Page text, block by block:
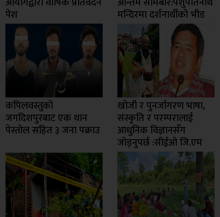
पेश मन्दिरमा दर्शनार्थीको भीड
कपिलवस्तुको
जगदिशपुरबाट एक थान
पेस्तोल सहित ३ जना पक्राउ
खोजी र पुनर्जागरण भाषा,
संस्कृति र परम्परालाई
आधुनिक विज्ञानसँग
जोड्नुपर्छ :सीईओ जि.एम